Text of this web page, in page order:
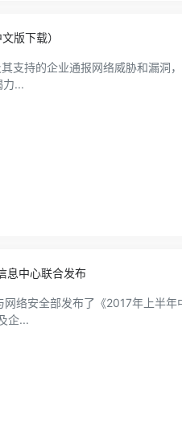
版下载）
支持的企业通报网络威胁和漏洞
力...
息中心联合发布
企...